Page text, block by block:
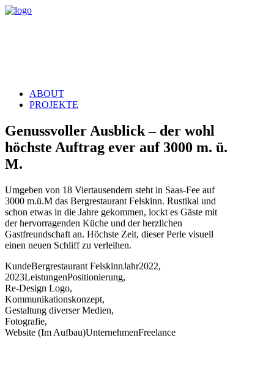
ABOUT
PROJEKTE
Genussvoller Ausblick – der wohl
höchste Auftrag ever auf 3000 m. ü.
M.
Umgeben von 18 Viertausendern steht in Saas-Fee auf
3000 m.ü.M das Bergrestaurant Felskinn. Rustikal und
schon etwas in die Jahre gekommen, lockt es Gäste mit
der hervorragenden Küche und der herzlichen
Gastfreundschaft an. Höchste Zeit, dieser Perle visuell
einen neuen Schliff zu verleihen.
KundeBergrestaurant FelskinnJahr2022,
2023LeistungenPositionierung,
Re-Design Logo,
Kommunikationskonzept,
Gestaltung diverser Medien,
Fotografie,
Website (Im Aufbau)UnternehmenFreelance